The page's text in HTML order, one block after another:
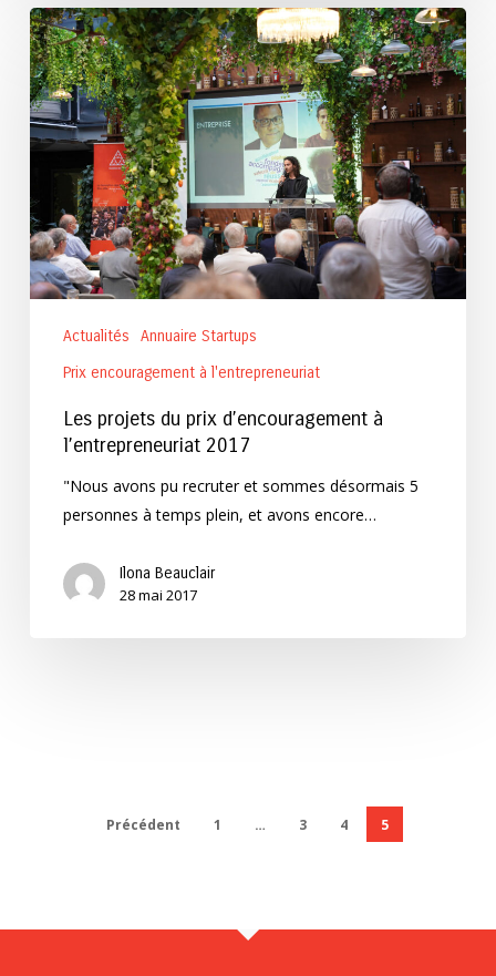
Les
projets
du
prix
d’encouragement
l’entrepreneuriat
2017
Actualités
Annuaire Startups
Prix encouragement à l'entrepreneuriat
Les projets du prix d’encouragement à
l’entrepreneuriat 2017
"Nous avons pu recruter et sommes désormais 5
personnes à temps plein, et avons encore…
Ilona Beauclair
28 mai 2017
Précédent 1 … 3 4 5